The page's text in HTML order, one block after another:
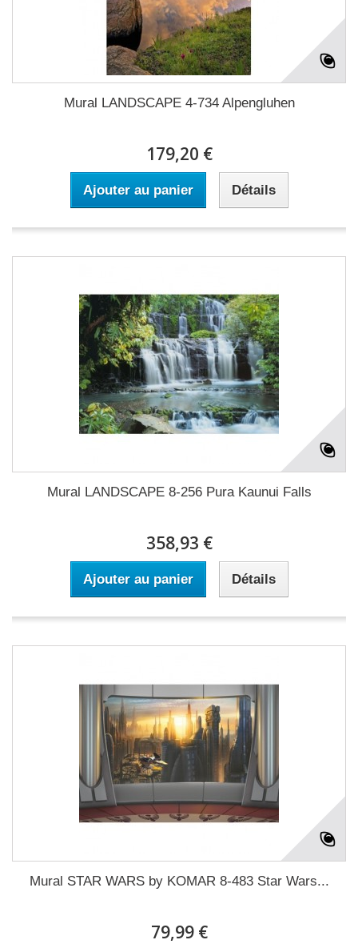
Mural LANDSCAPE 4-734 Alpengluhen
179,20 €
Ajouter au panier Détails
Mural LANDSCAPE 8-256 Pura Kaunui Falls
358,93 €
Ajouter au panier Détails
Mural STAR WARS by KOMAR 8-483 Star Wars...
79,99 €